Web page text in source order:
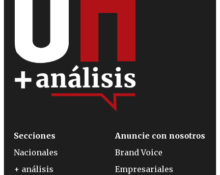
Secciones
Nacionales
+ análisis
Anuncie con nosotros
Brand Voice
Empresariales